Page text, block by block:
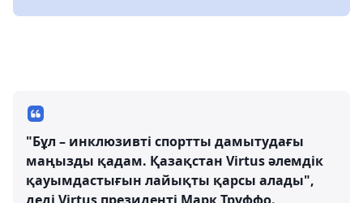
"Бұл – инклюзивті спортты дамытудағы
маңызды қадам. Қазақстан Virtus әлемдік
қауымдастығын лайықты қарсы алады",